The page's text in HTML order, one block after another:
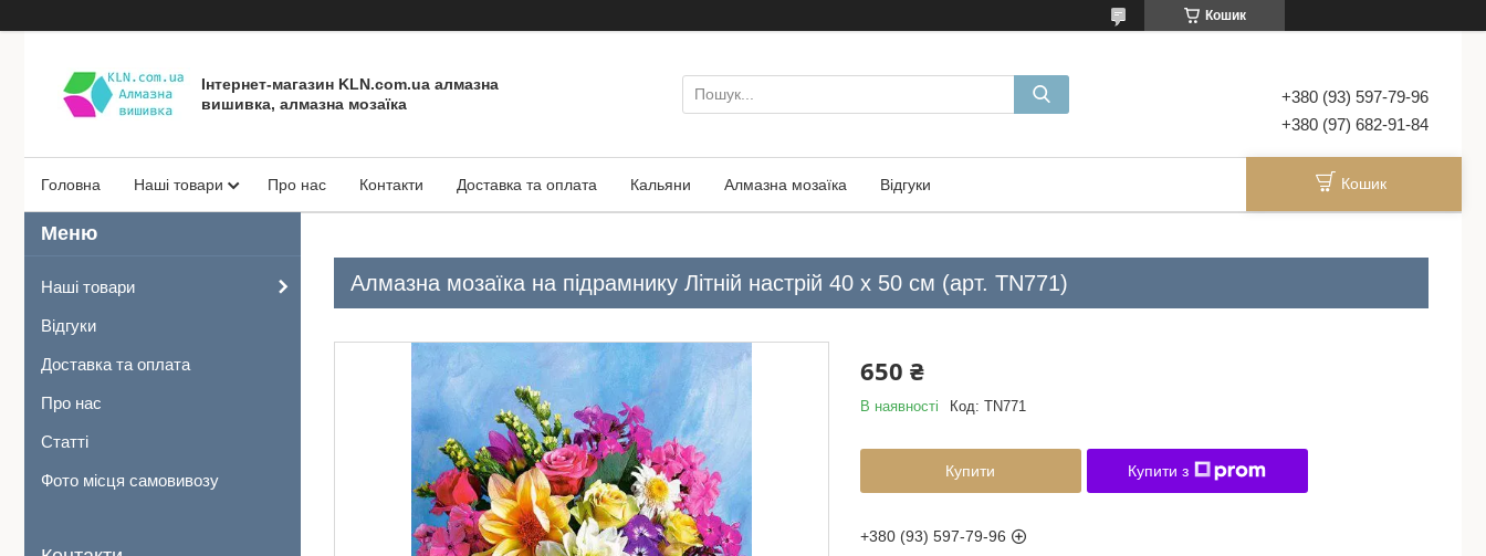
Кошик
Інтернет-магазин KLN.com.ua алмазна
вишивка, алмазна мозаїка
+380 (93) 597-79-96
+380 (97) 682-91-84
Головна Наші товари Про нас Контакти Доставка та оплата Кальяни Алмазна мозаїка Відгуки Кошик
Алмазна мозаїка на підрамнику Літній настрій 40 х 50 см (арт. TN771)
650 ₴
В наявності Код: TN771
Купити Купити з
+380 (93) 597-79-96
Наші товари
Відгуки
Доставка та оплата
Про нас
Статті
Фото місця самовивозу